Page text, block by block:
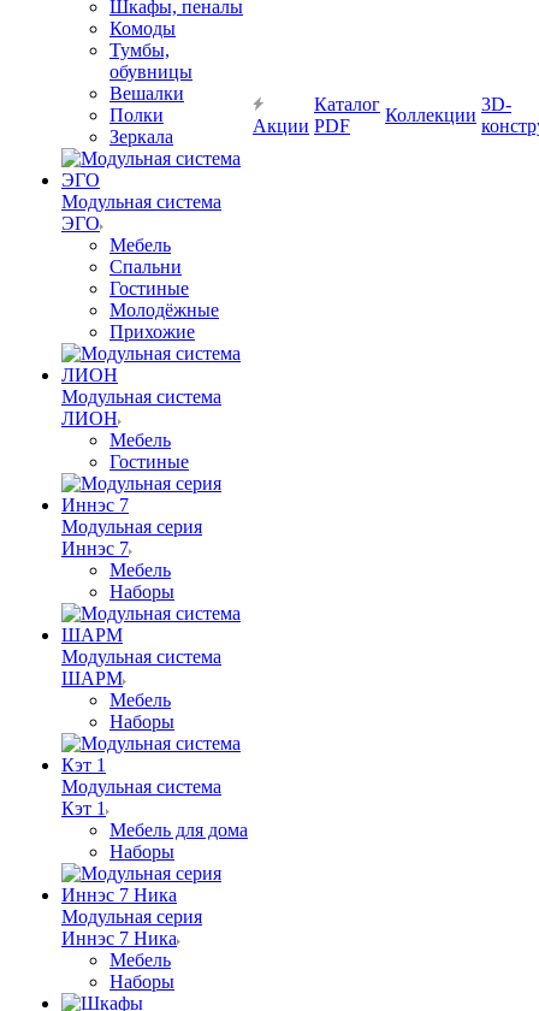
Шкафы, пеналы
Комоды
Тумбы,
обувницы
Вешалки
Полки
Зеркала
Модульная система
ЭГО
Мебель
Спальни
Гостиные
Молодёжные
Прихожие
Модульная система
ЛИОН
Мебель
Гостиные
Модульная серия
Иннэс 7
Мебель
Наборы
Модульная система
ШАРМ
Мебель
Наборы
Модульная система
Кэт 1
Мебель для дома
Наборы
Модульная серия
Иннэс 7 Ника
Мебель
Наборы
Акции
Каталог
PDF
Коллекции
3D-